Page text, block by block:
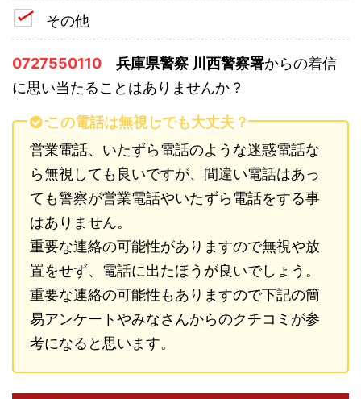
その他
0727550110 兵庫県警察 川西警察署からの着信
に思い当たることはありませんか？
この電話は無視しても大丈夫？
営業電話、いたずら電話のような迷惑電話な
ら無視しても良いですが、間違い電話はあっ
ても警察が営業電話やいたずら電話をする事
はありません。
重要な連絡の可能性がありますので無視や放
置をせず、電話に出たほうが良いでしょう。
重要な連絡の可能性もありますので下記の簡
易アンケートやみなさんからのクチコミが参
考になると思います。